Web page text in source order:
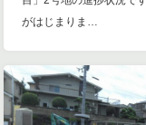
がはじまりま…